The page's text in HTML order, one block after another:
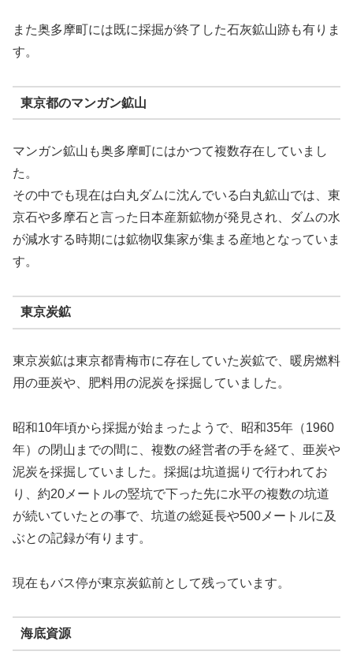
また奥多摩町には既に採掘が終了した石灰鉱山跡も有りま
す。
東京都のマンガン鉱山
マンガン鉱山も奥多摩町にはかつて複数存在していまし
た。
その中でも現在は白丸ダムに沈んでいる白丸鉱山では、東
京石や多摩石と言った日本産新鉱物が発見され、ダムの水
が減水する時期には鉱物収集家が集まる産地となっていま
す。
東京炭鉱
東京炭鉱は東京都青梅市に存在していた炭鉱で、暖房燃料
用の亜炭や、肥料用の泥炭を採掘していました。
昭和10年頃から採掘が始まったようで、昭和35年（1960
年）の閉山までの間に、複数の経営者の手を経て、亜炭や
泥炭を採掘していました。採掘は坑道掘りで行われてお
り、約20メートルの竪坑で下った先に水平の複数の坑道
が続いていたとの事で、坑道の総延長や500メートルに及
ぶとの記録が有ります。
現在もバス停が東京炭鉱前として残っています。
海底資源